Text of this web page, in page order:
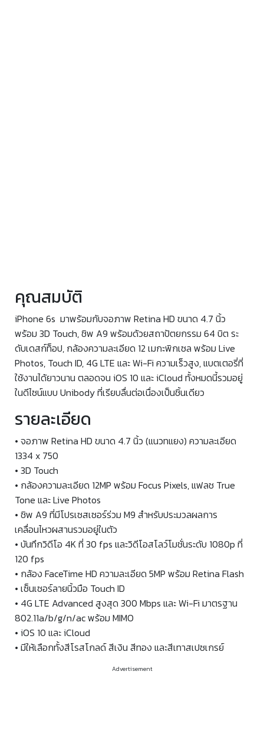
คุณสมบัติ
iPhone 6s มาพร้อมกับจอภาพ Retina HD ขนาด 4.7 นิ้ว
พร้อม 3D Touch, ชิพ A9 พร้อมด้วยสถาปัตยกรรม 64 บิต ระ
ดับเดสก์ท็อป, กล้องความละเอียด 12 เมกะพิกเซล พร้อม Live
Photos, Touch ID, 4G LTE และ Wi-Fi ความเร็วสูง, แบตเตอรี่ที่
ใช้งานได้ยาวนาน ตลอดจน iOS 10 และ iCloud ทั้งหมดนี้รวมอยู่
ในดีไซน์แบบ Unibody ที่เรียบลื่นต่อเนื่องเป็นชิ้นเดียว
รายละเอียด
• จอภาพ Retina HD ขนาด 4.7 นิ้ว (แนวทแยง) ความละเอียด
1334 x 750
• 3D Touch
• กล้องความละเอียด 12MP พร้อม Focus Pixels, แฟลช True
Tone และ Live Photos
• ชิพ A9 ที่มีโปรเซสเซอร์ร่วม M9 สำหรับประมวลผลการ
เคลื่อนไหวผสานรวมอยู่ในตัว
• บันทึกวิดีโอ 4K ที่ 30 fps และวิดีโอสโลว์โมชั่นระดับ 1080p ที่
120 fps
• กล้อง FaceTime HD ความละเอียด 5MP พร้อม Retina Flash
• เซ็นเซอร์ลายนิ้วมือ Touch ID
• 4G LTE Advanced สูงสุด 300 Mbps และ Wi-Fi มาตรฐาน
802.11a/b/g/n/ac พร้อม MIMO
• iOS 10 และ iCloud
• มีให้เลือกทั้งสีโรสโกลด์ สีเงิน สีทอง และสีเทาสเปซเกรย์
Advertisement